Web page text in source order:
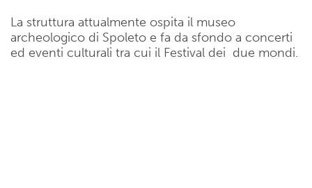
La struttura attualmente ospita il museo
archeologico di Spoleto e fa da sfondo a concerti
ed eventi culturali tra cui il Festival dei due mondi.